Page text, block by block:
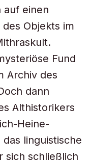
auf einen
Objekts im
Fund
Archiv des
dann
Althistorikers
Heine-
linguistische
sich schließlich